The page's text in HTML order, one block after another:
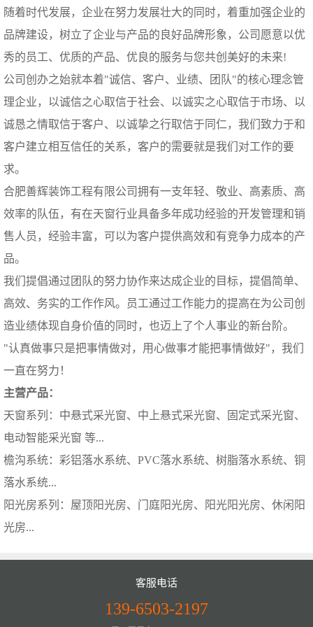
随着时代发展，企业在努力发展壮大的同时，着重加强企业的
品牌建设，树立了企业与产品的良好品牌形象，公司愿意以优
秀的员工、优质的产品、优良的服务与您共创美好的未来!
公司创办之始就本着"诚信、客户、业绩、团队"的核心理念管
理企业，以诚信之心取信于社会、以诚实之心取信于市场、以
诚恳之情取信于客户、以诚挚之行取信于同仁，我们致力于和
客户建立相互信任的关系，客户的需要就是我们对工作的要
求。
合肥善辉装饰工程有限公司拥有一支年轻、敬业、高素质、高
效率的队伍，有在天窗行业具备多年成功经验的开发管理和销
售人员，经验丰富，可以为客户提供高效和有竞争力成本的产
品。
我们提倡通过团队的努力协作来达成企业的目标，提倡简单、
高效、务实的工作作风。员工通过工作能力的提高在为公司创
造业绩体现自身价值的同时，也迈上了个人事业的新台阶。
"认真做事只是把事情做对，用心做事才能把事情做好"，我们
一直在努力！
主营产品：
天窗系列：中悬式采光窗、中上悬式采光窗、固定式采光窗、
电动智能采光窗 等...
檐沟系统：彩铝落水系统、PVC落水系统、树脂落水系统、铜
落水系统...
阳光房系列：屋顶阳光房、门庭阳光房、阳光阳光房、休闲阳
光房...
客服电话
139-6503-2197